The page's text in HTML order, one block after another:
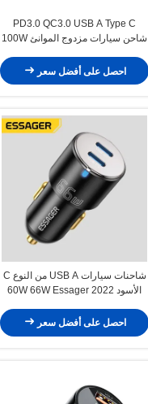
PD3.0 QC3.0 USB A Type C
شاحن سيارات مزدوج الموانئ 100W
احصل على أفضل سعر
شاحنات سيارات USB A من النوع C
الأسود 60W 66W Essager 2022
احصل على أفضل سعر